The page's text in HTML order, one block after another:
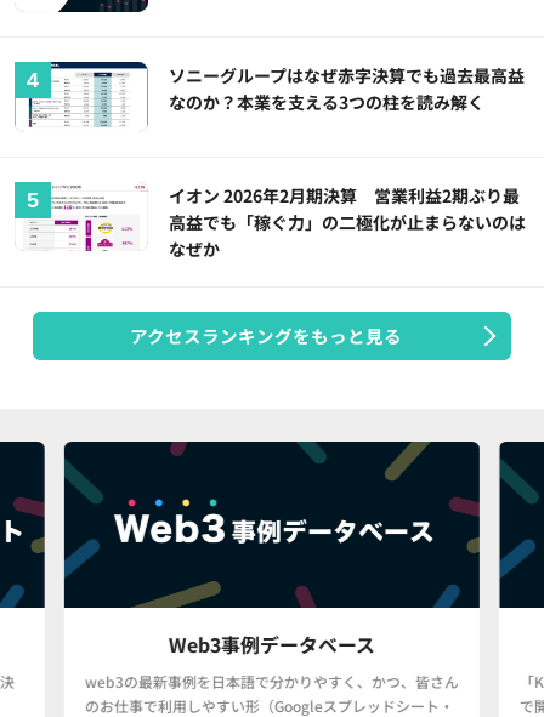
ソニーグループはなぜ赤字決算でも過去最高益
なのか？本業を支える3つの柱を読み解く
イオン 2026年2月期決算 営業利益2期ぶり最
高益でも「稼ぐ力」の二極化が止まらないのは
なぜか
アクセスランキングをもっと見る
Web3事例データベース
web3の最新事例を日本語で分かりやすく、かつ、皆さん
のお仕事で利用しやすい形（Googleスプレッドシート・
で